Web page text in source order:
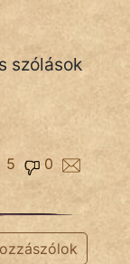
szólások
0
5